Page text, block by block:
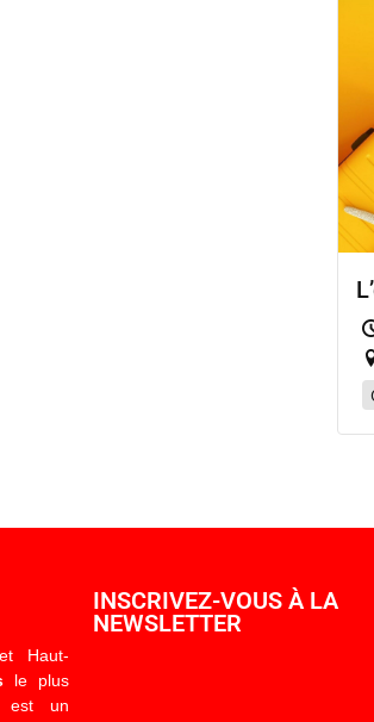
Haut-
le plus
est un
INSCRIVEZ-VOUS À LA
NEWSLETTER